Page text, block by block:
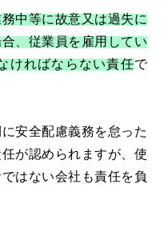
中等に故意又は過失に
、従業員を雇用してい
ければならない責任で
安全配慮義務を怠った
が認められますが、使
はない会社も責任を負